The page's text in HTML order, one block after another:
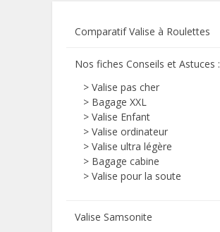
Comparatif Valise à Roulettes
Nos fiches Conseils et Astuces :
> Valise pas cher
> Bagage XXL
> Valise Enfant
> Valise ordinateur
> Valise ultra légère
> Bagage cabine
> Valise pour la soute
Valise Samsonite